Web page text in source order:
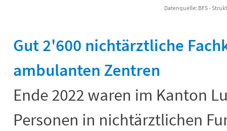
Datenquelle: BFS -
Gut 2'600 nichtärztliche
ambulanten Zentren
Ende 2022 waren im Kanton
Personen in nichtärztlichen